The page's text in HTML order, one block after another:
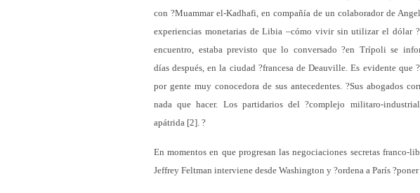
con ?Muammar el-Kadhafi, en compañía de un colaborador de
experiencias monetarias de Libia –cómo vivir sin utilizar el dólar
encuentro, estaba previsto que lo conversado ?en Trípoli se
días después, en la ciudad ?francesa de Deauville. Es evidente que
por gente muy conocedora de sus antecedentes. ?Sus abogados
nada que hacer. Los partidarios del ?complejo militaro-
apátrida [2]. ?
En momentos en que progresan las negociaciones secretas franco-
Jeffrey Feltman interviene desde Washington y ?ordena a París